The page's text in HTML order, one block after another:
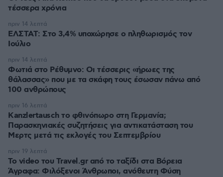
τέσσερα χρόνια
ΕΛΣΤΑΤ: Στο 3,4% υποχώρησε ο πληθωρισμός τον
Ιούλιο
πριν 14 λεπτά
Φωτιά στο Ρέθυμνο: Οι τέσσερις «ήρωες της
θάλασσας» που με τα σκάφη τους έσωσαν πάνω από
100 ανθρώπους
πριν 14 λεπτά
Kanzlertausch το φθινόπωρο στη Γερμανία;
Παρασκηνιακές συζητήσεις για αντικατάσταση του
Μερτς μετά τις εκλογές του Σεπτεμβρίου
πριν 16 λεπτά
To video του Travel.gr από το ταξίδι στα Βόρεια
Άγραφα: Φιλόξενοι Άνθρωποι, ανόθευτη Φύση
πριν 19 λεπτά